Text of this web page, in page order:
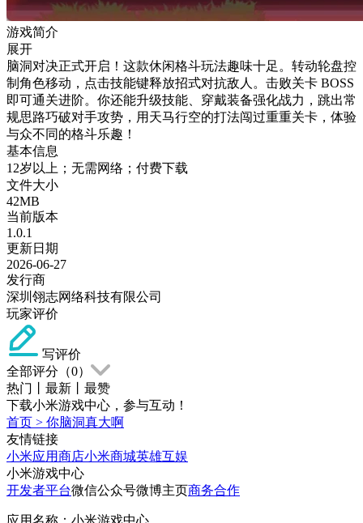
游戏简介
展开
脑洞对决正式开启！这款休闲格斗玩法趣味十足。转动轮盘控
制角色移动，点击技能键释放招式对抗敌人。击败关卡 BOSS
即可通关进阶。你还能升级技能、穿戴装备强化战力，跳出常
规思路巧破对手攻势，用天马行空的打法闯过重重关卡，体验
与众不同的格斗乐趣！
基本信息
12岁以上；无需网络；付费下载
文件大小
42MB
当前版本
1.0.1
更新日期
2026-06-27
发行商
深圳翎志网络科技有限公司
玩家评价
写评价
全部评分（0）
热门
最新
最赞
下载小米游戏中心，参与互动！
首页 > 你脑洞真大啊
友情链接
小米应用商店小米商城英雄互娱
小米游戏中心
开发者平台微信公众号微博主页商务合作
应用名称：小米游戏中心